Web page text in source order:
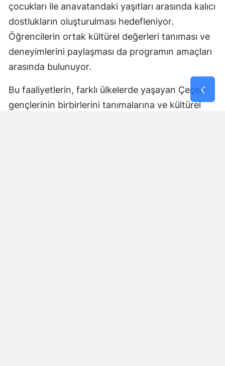
çocukları ile anavatandaki yaşıtları arasında kalıcı
dostlukların oluşturulması hedefleniyor.
Öğrencilerin ortak kültürel değerleri tanıması ve
deneyimlerini paylaşması da programın amaçları
arasında bulunuyor.
Bu faaliyetlerin, farklı ülkelerde yaşayan Çeçen
gençlerinin birbirlerini tanımalarına ve kültürel